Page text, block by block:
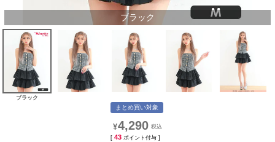
ブラック
ブラック
まとめ買い対象
¥4,290
[ 43 ポイント付与 ]